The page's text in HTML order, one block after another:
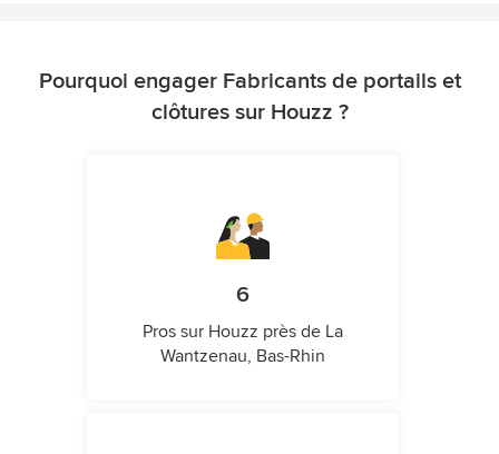
Pourquoi engager Fabricants de portails et
clôtures sur Houzz ?
6
Pros sur Houzz près de La
Wantzenau, Bas-Rhin